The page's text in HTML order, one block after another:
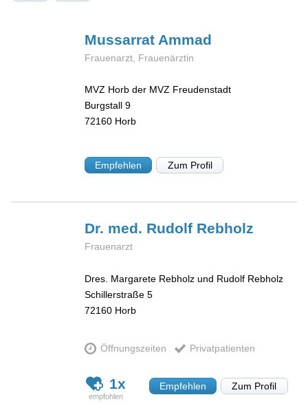
Mussarrat Ammad
Frauenarzt, Frauenärztin
MVZ Horb der MVZ Freudenstadt
Burgstall 9
72160 Horb
Empfehlen Zum Profil
Dr. med. Rudolf Rebholz
Frauenarzt
Dres. Margarete Rebholz und Rudolf Rebholz
Schillerstraße 5
72160 Horb
Öffnungszeiten Privatpatienten
1x Empfehlen Zum Profil